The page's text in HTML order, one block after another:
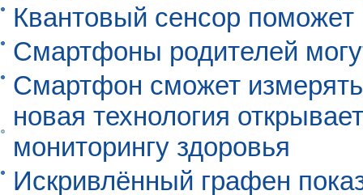
Квантовый сенсор
Смартфоны родителей
Смартфон сможет
новая технология
мониторингу здоровья
Искривлённый графен